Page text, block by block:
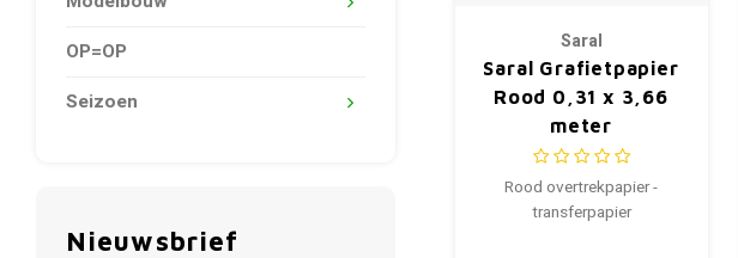
OP=OP
Seizoen
Nieuwsbrief
Saral
Saral Grafietpapier
Rood 0,31 x 3,66
meter
Rood overtrekpapier -
transferpapier